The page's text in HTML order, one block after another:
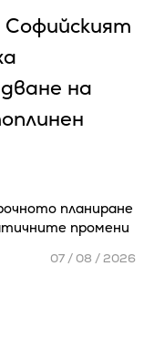
на
планиране
промени
07 / 08 / 2026